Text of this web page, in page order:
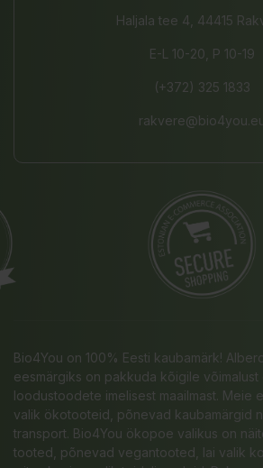
Haljala tee 4, 44415
E-L 10-20, P 10-19
(+372) 325 1833
Bio4You on 100% Eesti kaubamärk!
eesmärgiks on pakkuda kõigile
loodustoodete imelisest maailmast. Meie
valik ökotooteid, põnevad kaubamärgid
transport. Bio4You ökopoe valikus on
tooted, põnevad vegantooted, lai valik